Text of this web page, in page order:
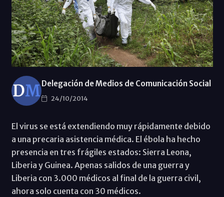
Delegación de Medios de Comunicación Social
24/10/2014
El virus se está extendiendo muy rápidamente debido
a una precaria asistencia médica. El ébola ha hecho
presencia en tres frágiles estados: Sierra Leona,
Liberia y Guinea. Apenas salidos de una guerra y
Liberia con 3.000 médicos al final de la guerra civil,
ahora solo cuenta con 30 médicos.